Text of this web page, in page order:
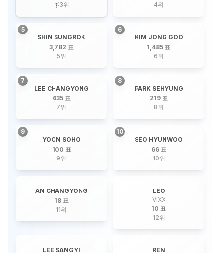
🥉3위
4위
5
SHIN SUNGROK
3,782 표
5위
6
KIM JONG GOO
1,485 표
6위
7
LEE CHANGYONG
635 표
7위
8
PARK SEHYUNG
219 표
8위
9
YOON SOHO
100 표
9위
10
SEO HYUNWOO
66 표
10위
AN CHANGYONG
18 표
11위
LEO
VIXX
10 표
12위
LEE SANGYI
REN